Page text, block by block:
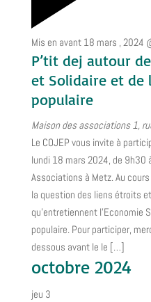
Mis en avant 18 mars , 2024
P’tit dej autour
et Solidaire et de
populaire
Maison des associations1,
Le COJEP vous invite à
lundi 18 mars 2024, de 9h30
Associations à Metz. Au
la question des liens étroits
qu’entretiennent l’Economie
populaire. Pour participer,
dessous avant le le […]
octobre 2024
jeu 3